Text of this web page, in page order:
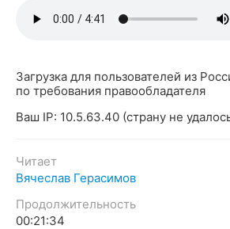
Загрузка для пользователей из
по требования правообладателя
Ваш IP: 10.5.63.40 (страну не
Читает
Вячеслав Герасимов
Продолжительность
00:21:34